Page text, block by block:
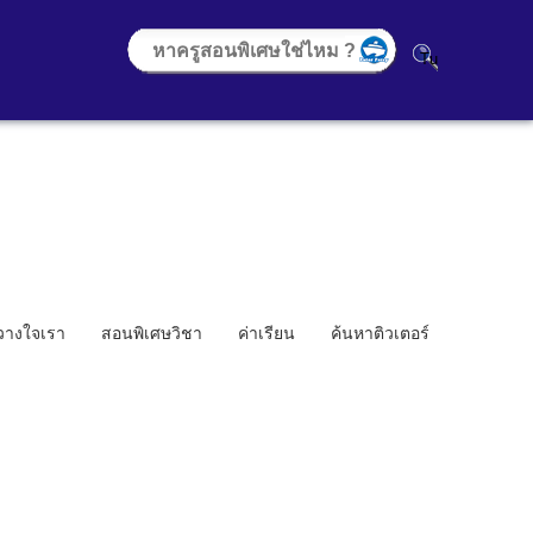
งใจเรา สอนพิเศษวิชา ค่าเรียน ค้นหาติวเตอร์